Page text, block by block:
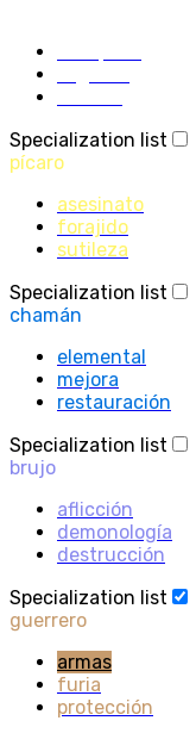
Specialization list
pícaro
asesinato
forajido
sutileza
Specialization list
chamán
elemental
mejora
restauración
Specialization list
brujo
aflicción
demonología
destrucción
Specialization list
guerrero
armas
furia
protección